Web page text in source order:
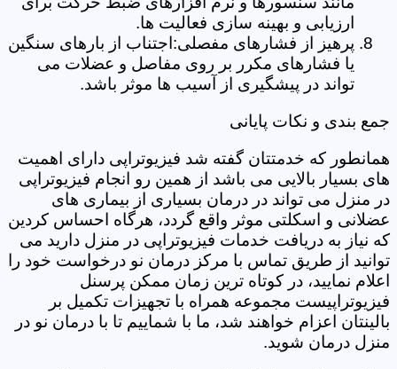
ارزیابی و بهینه سازی فعالیت ها.
پرهیز از فشارهای مفصلی:اجتناب از بارهای سنگین
یا فشارهای مکرر بر روی مفاصل و عضلات می
تواند در پیشگیری از آسیب ها موثر باشد.
جمع بندی و نکات پایانی
همانطور که خدمتتان گفته شد فیزیوتراپی دارای اهمیت
های بسیار بالایی می باشد از همین رو انجام فیزیوتراپی
در منزل می تواند در درمان بسیاری از بیماری های
عضلانی و اسکلتی موثر واقع گردد، هرگاه احساس کردین
که نیاز به دریافت خدمات فیزیوتراپی در منزل دارید می
توانید از طریق تماس با مرکز درمان نو درخواست خود را
اعلام نمایید، در کوتاه ترین زمان ممکن پرسنل
فیزیوتراپیست مجموعه همراه با تجهیزات تکمیل بر
بالینتان اعزام خواهند شد، ما با شماییم تا با درمان نو در
منزل درمان شوید.